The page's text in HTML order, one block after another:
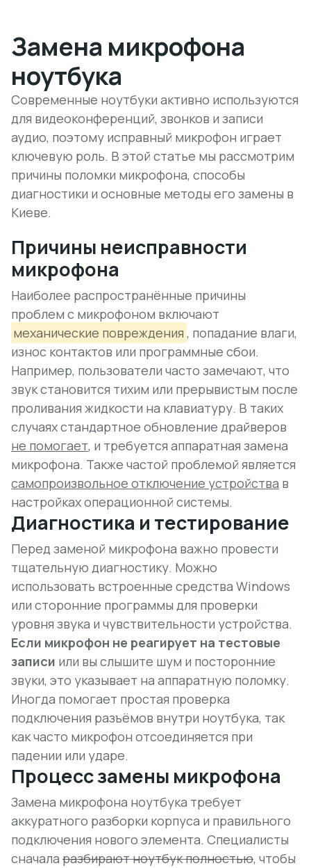
Замена микрофона
ноутбука
Современные ноутбуки активно используются
для видеоконференций, звонков и записи
аудио, поэтому исправный микрофон играет
ключевую роль. В этой статье мы рассмотрим
причины поломки микрофона, способы
диагностики и основные методы его замены в
Киеве.
Причины неисправности
микрофона
Наиболее распространённые причины
проблем с микрофоном включают
механические повреждения , попадание влаги,
износ контактов или программные сбои.
Например, пользователи часто замечают, что
звук становится тихим или прерывистым после
проливания жидкости на клавиатуру. В таких
случаях стандартное обновление драйверов
не помогает, и требуется аппаратная замена
микрофона. Также частой проблемой является
самопроизвольное отключение устройства в
настройках операционной системы.
Диагностика и тестирование
Перед заменой микрофона важно провести
тщательную диагностику. Можно
использовать встроенные средства Windows
или сторонние программы для проверки
уровня звука и чувствительности устройства.
Если микрофон не реагирует на тестовые
записи или вы слышите шум и посторонние
звуки, это указывает на аппаратную поломку.
Иногда помогает простая проверка
подключения разъёмов внутри ноутбука, так
какчасто микрофон отсоединяется при
падении или ударе.
Процесс замены микрофона
Замена микрофона ноутбука требует
аккуратного разборки корпуса и правильного
подключения нового элемента. Специалисты
сначала разбирают ноутбук полностью, чтобы